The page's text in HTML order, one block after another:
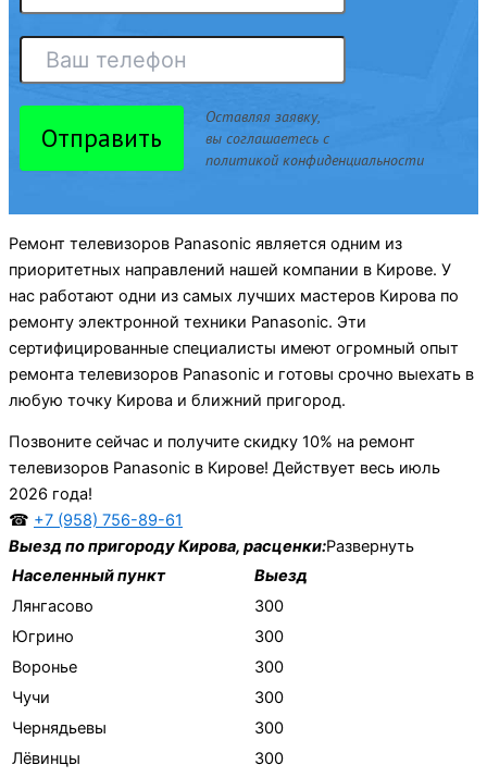
Отправить
Оставляя заявку,
вы соглашаетесь с
политикой конфиденциальности
Ремонт телевизоров Panasonic является одним из
приоритетных направлений нашей компании в Кирове. У
нас работают одни из самых лучших мастеров Кирова по
ремонту электронной техники Panasonic. Эти
сертифицированные специалисты имеют огромный опыт
ремонта телевизоров Panasonic и готовы срочно выехать в
любую точку Кирова и ближний пригород.
Позвоните сейчас и получите скидку 10% на ремонт
телевизоров Panasonic в Кирове! Действует весь июль
2026 года!
☎ +7 (958) 756-89-61
Выезд по пригороду Кирова, расценки:Развернуть
Населенный пункт
Выезд
Лянгасово
300
Югрино
300
Воронье
300
Чучи
300
Чернядьевы
300
Лёвинцы
300